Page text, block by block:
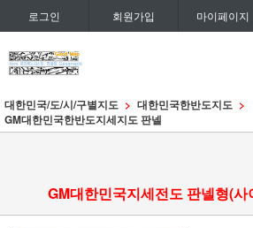
로그인 회원가입 마이페이지
대한민국/도/시/구별지도
대한민국한반도지도
GM대한민국한반도지세지도 판넬
GM대한민국지세전도 판넬형(